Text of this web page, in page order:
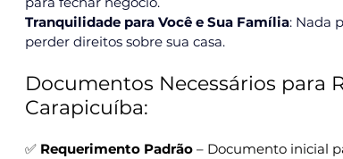
Tranquilidade para Você e Sua Família: Nada
perder direitos sobre sua casa.
Documentos Necessários para
Carapicuíba:
✅ Requerimento Padrão – Documento inicial